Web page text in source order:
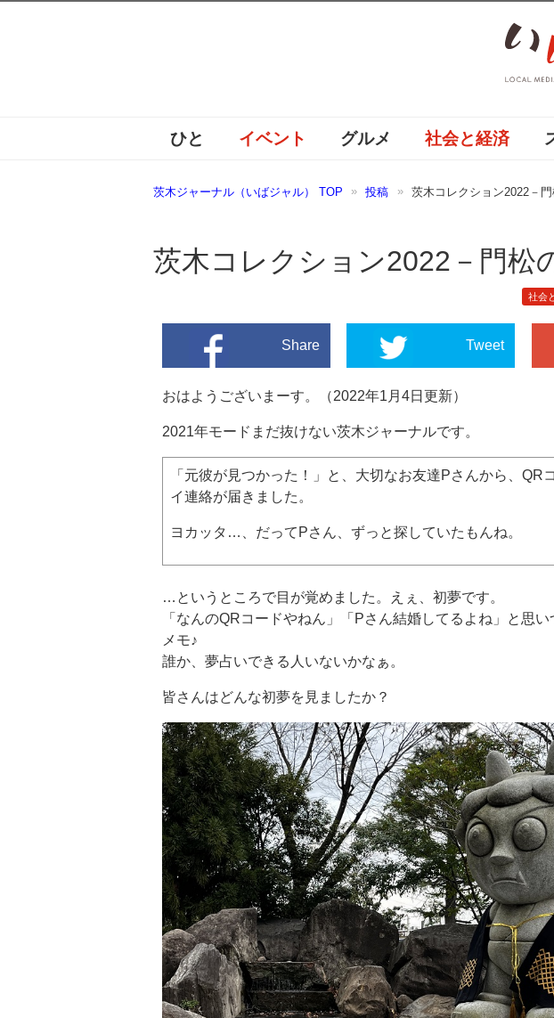
ひと イベント グルメ 社会と経済
茨木ジャーナル（いばジャル） TOP 投稿 茨木コレクション2022－
茨木コレクション2022－門松
社会
Share Tweet
おはようございまーす。（2022年1月4日更新）
2021年モードまだ抜けない茨木ジャーナルです。
「元彼が見つかった！」と、大切なお友達Pさんから、QR
イ連絡が届きました。
ヨカッタ…、だってPさん、ずっと探していたもんね。
…というところで目が覚めました。えぇ、初夢です。
「なんのQRコードやねん」「Pさん結婚してるよね」と思
メモ♪
誰か、夢占いできる人いないかなぁ。
皆さんはどんな初夢を見ましたか？